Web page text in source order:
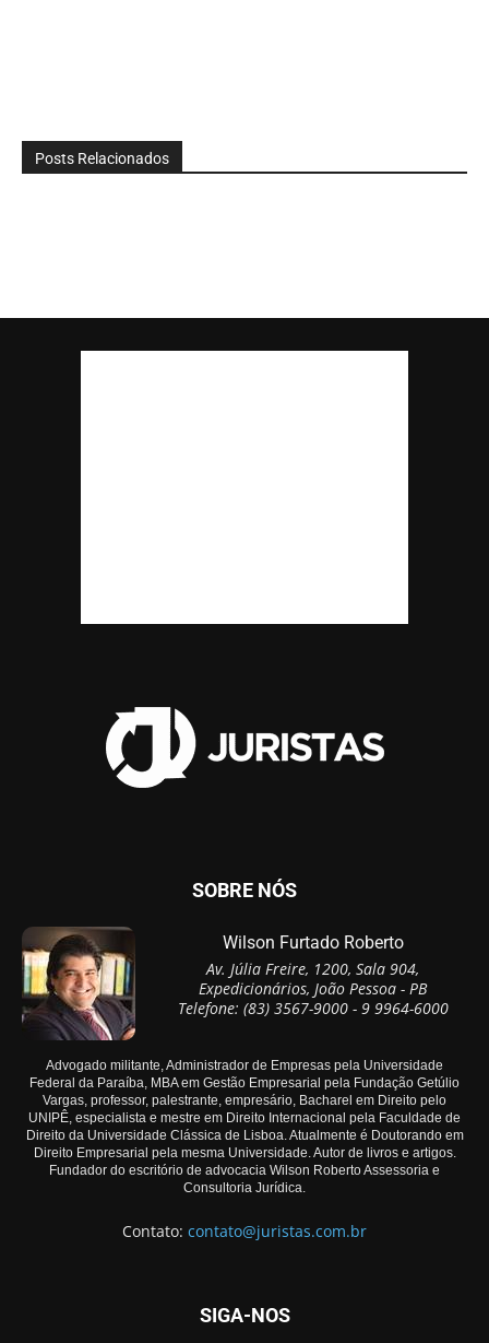
Posts Relacionados
SOBRE NÓS
Wilson Furtado Roberto
Av. Júlia Freire, 1200, Sala 904,
Expedicionários, João Pessoa - PB
Telefone: (83) 3567-9000 - 9 9964-6000
Advogado militante, Administrador de Empresas pela Universidade
Federal da Paraíba, MBA em Gestão Empresarial pela Fundação Getúlio
Vargas, professor, palestrante, empresário, Bacharel em Direito pelo
UNIPÊ, especialista e mestre em Direito Internacional pela Faculdade de
Direito da Universidade Clássica de Lisboa. Atualmente é Doutorando em
Direito Empresarial pela mesma Universidade. Autor de livros e artigos.
Fundador do escritório de advocacia Wilson Roberto Assessoria e
Consultoria Jurídica.
Contato: contato@juristas.com.br
SIGA-NOS